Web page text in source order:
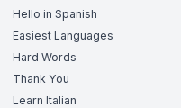
Hello in Spanish
Easiest Languages
Hard Words
Thank You
Learn Italian